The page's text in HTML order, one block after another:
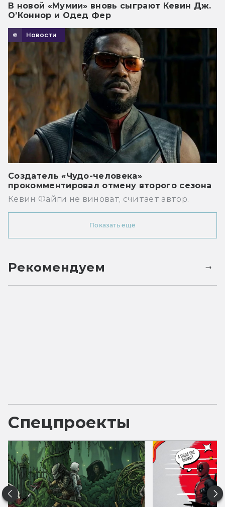
В новой «Мумии» вновь сыграют Кевин Дж.
О’Коннор и Одед Фер
Новости
Создатель «Чудо-человека»
прокомментировал отмену второго сезона
Кевин Файги не виноват, считает автор.
Показать ещё
Рекомендуем
Спецпроекты